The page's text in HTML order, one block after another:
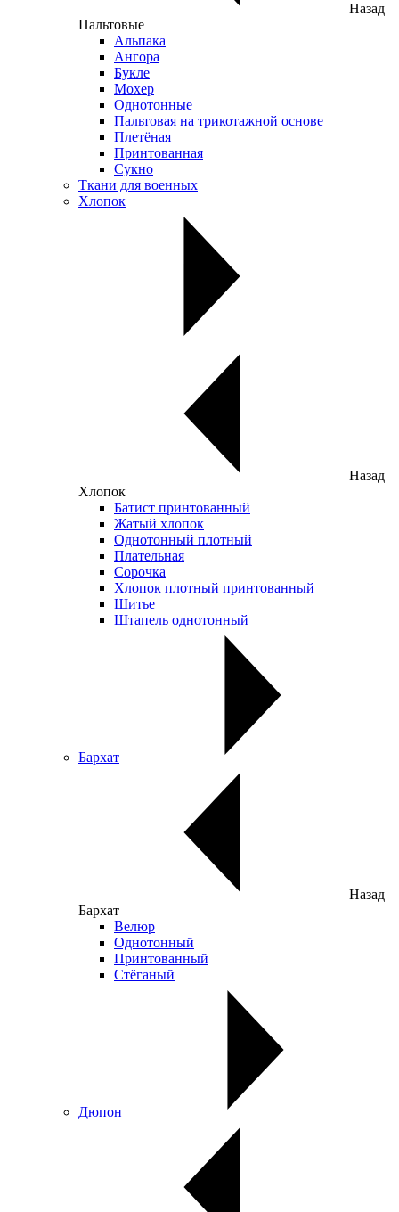
Назад
Пальтовые
Альпака
Ангора
Букле
Мохер
Однотонные
Пальтовая на трикотажной основе
Плетёная
Принтованная
Сукно
Ткани для военных
Хлопок
Назад
Хлопок
Батист принтованный
Жатый хлопок
Однотонный плотный
Плательная
Сорочка
Хлопок плотный принтованный
Шитье
Штапель однотонный
Бархат
Назад
Бархат
Велюр
Однотонный
Принтованный
Стёганый
Дюпон